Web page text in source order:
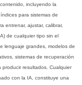
incluyendo la
para sistemas de
entrenar, ajustar, calibrar,
de cualquier tipo sin el
lenguaje grandes, modelos de
sistemas de recuperación
resultados. Cualquier
con la IA, constituye una